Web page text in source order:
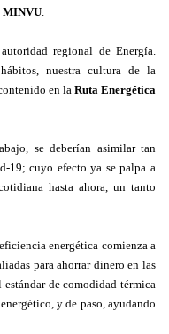
MINVU
regional de Energía.
nuestra cultura de la
en la Ruta Energética
se deberían asimilar tan
19; cuyo efecto ya se palpa a
hasta ahora, un tanto
energética comienza a
para ahorrar dinero en las
de comodidad térmica
y de paso, ayudando